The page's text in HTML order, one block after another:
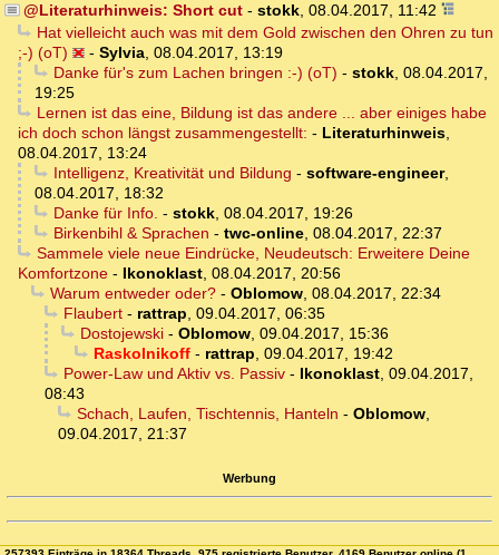
@Literaturhinweis: Short cut- stokk, 08.04.2017, 11:42
Hat vielleicht auch was mit dem Gold zwischen den Ohren zu tun
;-) (oT)
- Sylvia, 08.04.2017, 13:19
Danke für's zum Lachen bringen :-) (oT) - stokk, 08.04.2017,
19:25
Lernen ist das eine, Bildung ist das andere ... aber einiges habe
ich doch schon längst zusammengestellt: - Literaturhinweis,
08.04.2017, 13:24
Intelligenz, Kreativität und Bildung - software-engineer,
08.04.2017, 18:32
Danke für Info. - stokk, 08.04.2017, 19:26
Birkenbihl & Sprachen - twc-online, 08.04.2017, 22:37
Sammele viele neue Eindrücke, Neudeutsch: Erweitere Deine
Komfortzone - Ikonoklast, 08.04.2017, 20:56
Warum entweder oder?- Oblomow, 08.04.2017, 22:34
Flaubert- rattrap, 09.04.2017, 06:35
Dostojewski- Oblomow, 09.04.2017, 15:36
Raskolnikoff- rattrap, 09.04.2017, 19:42
Power-Law und Aktiv vs. Passiv- Ikonoklast, 09.04.2017,
08:43
Schach, Laufen, Tischtennis, Hanteln - Oblomow,
09.04.2017, 21:37
Werbung